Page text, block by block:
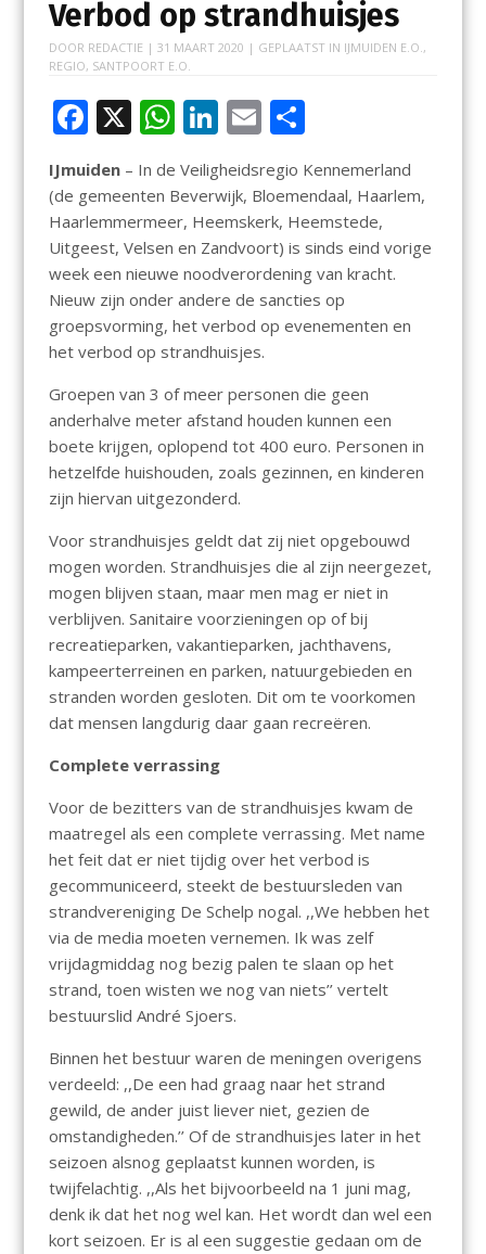
Verbod op strandhuisjes
DOOR REDACTIE | 31 MAART 2020 | GEPLAATST IN IJMUIDEN E.O. ,
REGIO, SANTPOORT E.O.
F
ac
e
b
o
o
k
X W
at
s
A
p
p
Li
n
k
e
dI
n
E
ai
l
D
e
n
IJmuiden – In de Veiligheidsregio Kennemerland
(de gemeenten Beverwijk, Bloemendaal, Haarlem,
Haarlemmermeer, Heemskerk, Heemstede,
Uitgeest, Velsen en Zandvoort) is sinds eind vorige
week een nieuwe noodverordening van kracht.
Nieuw zijn onder andere de sancties op
groepsvorming, het verbod op evenementen en
het verbod op strandhuisjes.
Groepen van 3 of meer personen die geen
anderhalve meter afstand houden kunnen een
boete krijgen, oplopend tot 400 euro. Personen in
hetzelfde huishouden, zoals gezinnen, en kinderen
zijn hiervan uitgezonderd.
Voor strandhuisjes geldt dat zij niet opgebouwd
mogen worden. Strandhuisjes die al zijn neergezet,
mogen blijven staan, maar men mag er niet in
verblijven. Sanitaire voorzieningen op of bij
recreatieparken, vakantieparken, jachthavens,
kampeerterreinen en parken, natuurgebieden en
stranden worden gesloten. Dit om te voorkomen
dat mensen langdurig daar gaan recreëren.
Complete verrassing
Voor de bezitters van de strandhuisjes kwam de
maatregel als een complete verrassing. Met name
het feit dat er niet tijdig over het verbod is
gecommuniceerd, steekt de bestuursleden van
strandvereniging De Schelp nogal. ,,We hebben het
via de media moeten vernemen. Ik was zelf
vrijdagmiddag nog bezig palen te slaan op het
strand, toen wisten we nog van niets’’ vertelt
bestuurslid André Sjoers.
Binnen het bestuur waren de meningen overigens
verdeeld: ,,De een had graag naar het strand
gewild, de ander juist liever niet, gezien de
omstandigheden.’’ Of de strandhuisjes later in het
seizoen alsnog geplaatst kunnen worden, is
twijfelachtig. ,,Als het bijvoorbeeld na 1 juni mag,
denk ik dat het nog wel kan. Het wordt dan wel een
kort seizoen. Er is al een suggestie gedaan om de